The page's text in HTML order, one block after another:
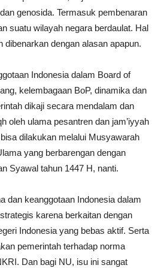
genosida. Termasuk pembenaran
suatu wilayah negara berdaulat. Hal
dibenarkan dengan alasan apapun.
Indonesia dalam Board of
kelembagaan BoP, dinamika dan
dikaji secara mendalam dan
oleh ulama pesantren dan jam’iyyah
dilakukan melalui Musyawarah
yang berbarengan dengan
Syawal tahun 1447 H, nanti.
dan keanggotaan Indonesia dalam
karena berkaitan dengan
Indonesia yang bebas aktif. Serta
pemerintah terhadap norma
Dan bagi NU, isu ini sangat